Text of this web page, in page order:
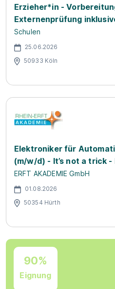
Erzieher*in -
Externenprüfung
Schulen
25.06.2026
50933 Köln
Elektroniker für
(m/w/d) - It’s not a trick -
ERFT AKADEMIE GmbH
01.08.2026
50354 Hürth
90%
Eignung